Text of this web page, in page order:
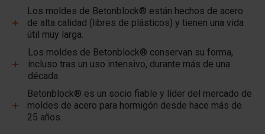
Los moldes de Betonblock® están hechos de acero
de alta calidad (libres de plásticos) y tienen una vida
útil muy larga.
Los moldes de Betonblock® conservan su forma,
incluso tras un uso intensivo, durante más de una
década.
Betonblock® es un socio fiable y líder del mercado de
moldes de acero para hormigón desde hace más de
25 años.